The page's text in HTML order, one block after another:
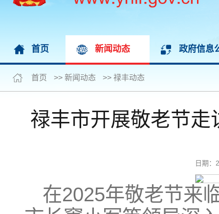
首页 新闻动态 政府信息
首页 >> 新闻动态 >> 禄丰动态
禄丰市开展敬老节
日期
在2025年敬老节来